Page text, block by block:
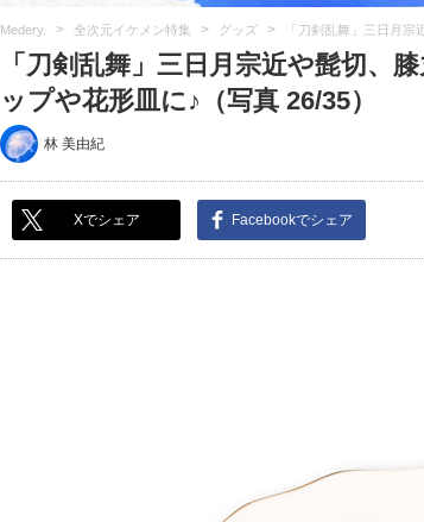
Medery. > 全次元イケメン特集 > グッズ > 「刀剣乱舞」三日月
「刀剣乱舞」三日月宗近や髭切、
ップや花形皿に♪（写真 26/35）
林 美由紀
Xでシェア Facebookでシェア